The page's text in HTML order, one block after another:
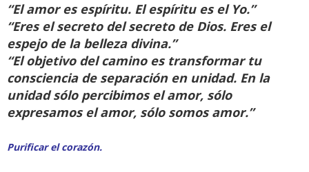
“El amor es espíritu. El espíritu es el Yo.”
“Eres el secreto del secreto de Dios. Eres el
espejo de la belleza divina.”
“El objetivo del camino es transformar tu
consciencia de separación en unidad. En la
unidad sólo percibimos el amor, sólo
expresamos el amor, sólo somos amor.”
Purificar el corazón.